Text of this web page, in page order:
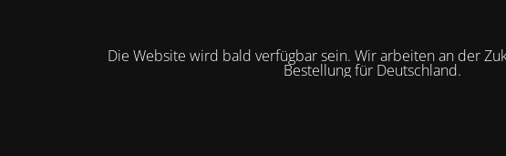
Die Website wird bald verfügbar sein. Wir arbeiten an der
Bestellung für Deutschland.